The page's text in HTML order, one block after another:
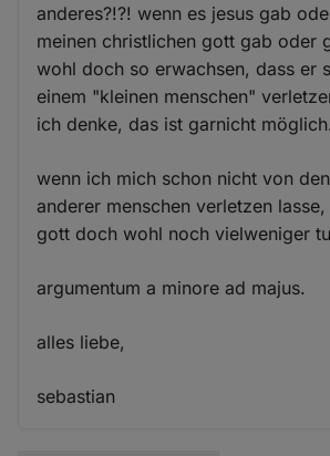
anderes?!?! wenn es jesus gab
meinen christlichen gott gab oder
wohl doch so erwachsen, dass er
einem "kleinen menschen"
ich denke, das ist garnicht möglich.
wenn ich mich schon nicht von
anderer menschen verletzen
gott doch wohl noch vielweniger
argumentum a minore ad majus.
alles liebe,
sebastian